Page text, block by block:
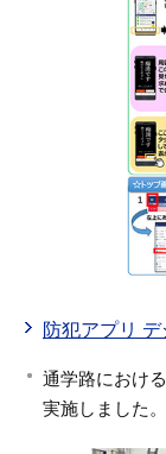
防犯アプリ デ
通学路におけ
実施しました。